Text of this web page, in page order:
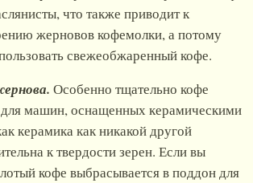
что также приводит к
жерновов кофемолки, а потому
свежеобжаренный кофе.
Особенно тщательно кофе
машин, оснащенных керамическими
керамика как никакой другой
к твердости зерен. Если вы
кофе выбрасывается в поддон для